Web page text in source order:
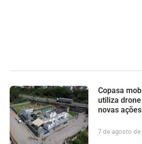
Copasa
utiliza
novas ações
7 de agosto